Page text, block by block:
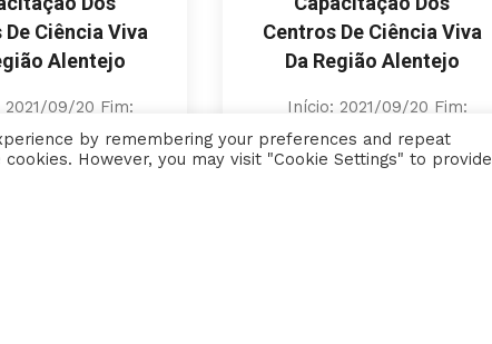
Ciência Viva
Alentejo
09/20 Fim:
17 Cód. Aviso:
64-2021-52
Centros De Ciência Viva
Da Região Alentejo
Início: 2021/09/20 Fim:
2021/12/17 Cód. Aviso:
ALT20-64-2021-52
by remembering your preferences and repeat
However, you may visit "Cookie Settings" to provide